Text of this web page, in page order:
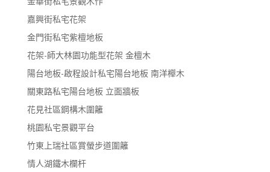
嘉興街私宅花架
金門街私宅紫檀地板
花架-師大林園功能型花架 金檀木
陽台地板-啟程設計私宅陽台地板 南洋櫸木
關東路私宅陽台地板 立面牆板
花見社區鋼構木圍籬
桃園私宅景觀平台
竹東上瑞社區賞螢步道圍籬
情人湖鐵木欄杆